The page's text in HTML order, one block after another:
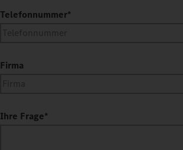
Telefonnummer*
Firma
Ihre Frage*